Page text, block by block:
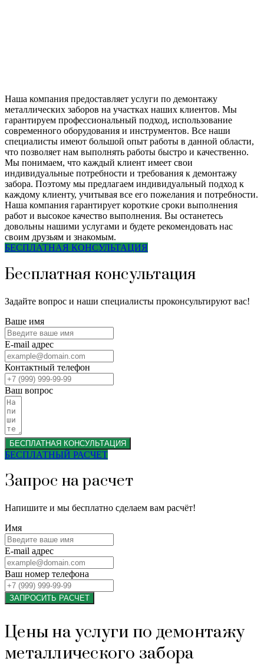
Наша компания предоставляет услуги по демонтажу
металлических заборов на участках наших клиентов. Мы
гарантируем профессиональный подход, использование
современного оборудования и инструментов. Все наши
специалисты имеют большой опыт работы в данной области,
что позволяет нам выполнять работы быстро и качественно.
Мы понимаем, что каждый клиент имеет свои
индивидуальные потребности и требования к демонтажу
забора. Поэтому мы предлагаем индивидуальный подход к
каждому клиенту, учитывая все его пожелания и потребности.
Наша компания гарантирует короткие сроки выполнения
работ и высокое качество выполнения. Вы останетесь
довольны нашими услугами и будете рекомендовать нас
своим друзьям и знакомым.
БЕСПЛАТНАЯ КОНСУЛЬТАЦИЯ
Бесплатная консультация
Задайте вопрос и наши специалисты проконсультируют вас!
Ваше имя
E-mail адрес
Контактный телефон
Ваш вопрос
БЕСПЛАТНАЯ КОНСУЛЬТАЦИЯ
БЕСПЛАТНЫЙ РАСЧЕТ
Запрос на расчет
Напишите и мы бесплатно сделаем вам расчёт!
Имя
E-mail адрес
Ваш номер телефона
ЗАПРОСИТЬ РАСЧЕТ
Цены на услуги по демонтажу
металлического забора